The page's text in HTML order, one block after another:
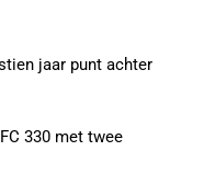
jaar punt achter
330 met twee